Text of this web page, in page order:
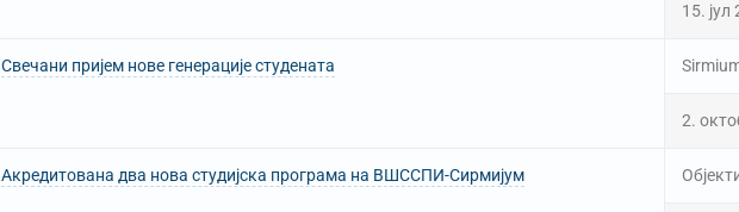
15. јул
Свечани пријем нове генерације студената
2.
Акредитована два нова студијска програма на ВШССПИ-Сирмијум